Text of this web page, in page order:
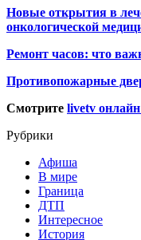
Новые открытия в
онкологической
Ремонт часов: что
Противопожарные
Смотрите livetv
Рубрики
Афиша
В мире
Граница
ДТП
Интересное
История